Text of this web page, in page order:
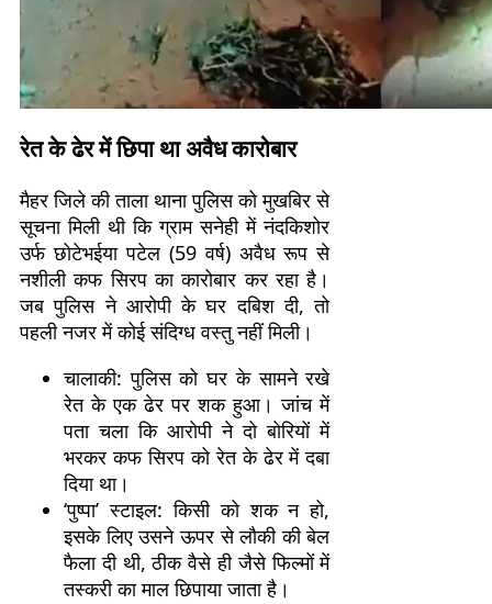
रेत के ढेर में छिपा था अवैध कारोबार
मैहर जिले की ताला थाना पुलिस को मुखबिर से
सूचना मिली थी कि ग्राम सनेही में नंदकिशोर
उर्फ छोटेभईया पटेल (59 वर्ष) अवैध रूप से
नशीली कफ सिरप का कारोबार कर रहा है।
जब पुलिस ने आरोपी के घर दबिश दी, तो
पहली नजर में कोई संदिग्ध वस्तु नहीं मिली।
चालाकी: पुलिस को घर के सामने रखे
रेत के एक ढेर पर शक हुआ। जांच में
पता चला कि आरोपी ने दो बोरियों में
भरकर कफ सिरप को रेत के ढेर में दबा
दिया था।
‘पुष्पा’ स्टाइल: किसी को शक न हो,
इसके लिए उसने ऊपर से लौकी की बेल
फैला दी थी, ठीक वैसे ही जैसे फिल्मों में
तस्करी का माल छिपाया जाता है।